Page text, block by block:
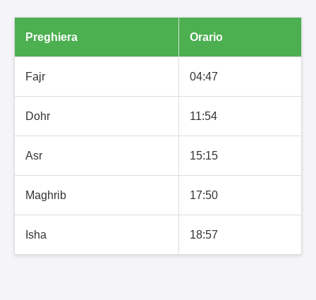
Preghiera Orario
Fajr 04:47
Dohr 11:54
Asr 15:15
Maghrib 17:50
Isha 18:57